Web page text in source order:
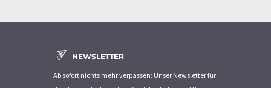
NEWSLETTER
Ab sofort nichts mehr verpassen: Unser Newsletter für